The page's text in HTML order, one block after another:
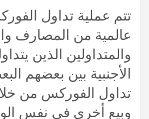
تتم عملية تداول
عالمية من المصارف
والمتداولين الذين
الأجنبية بين بعضهم
تداول الفوركس من
وبيع أخرى في نفس